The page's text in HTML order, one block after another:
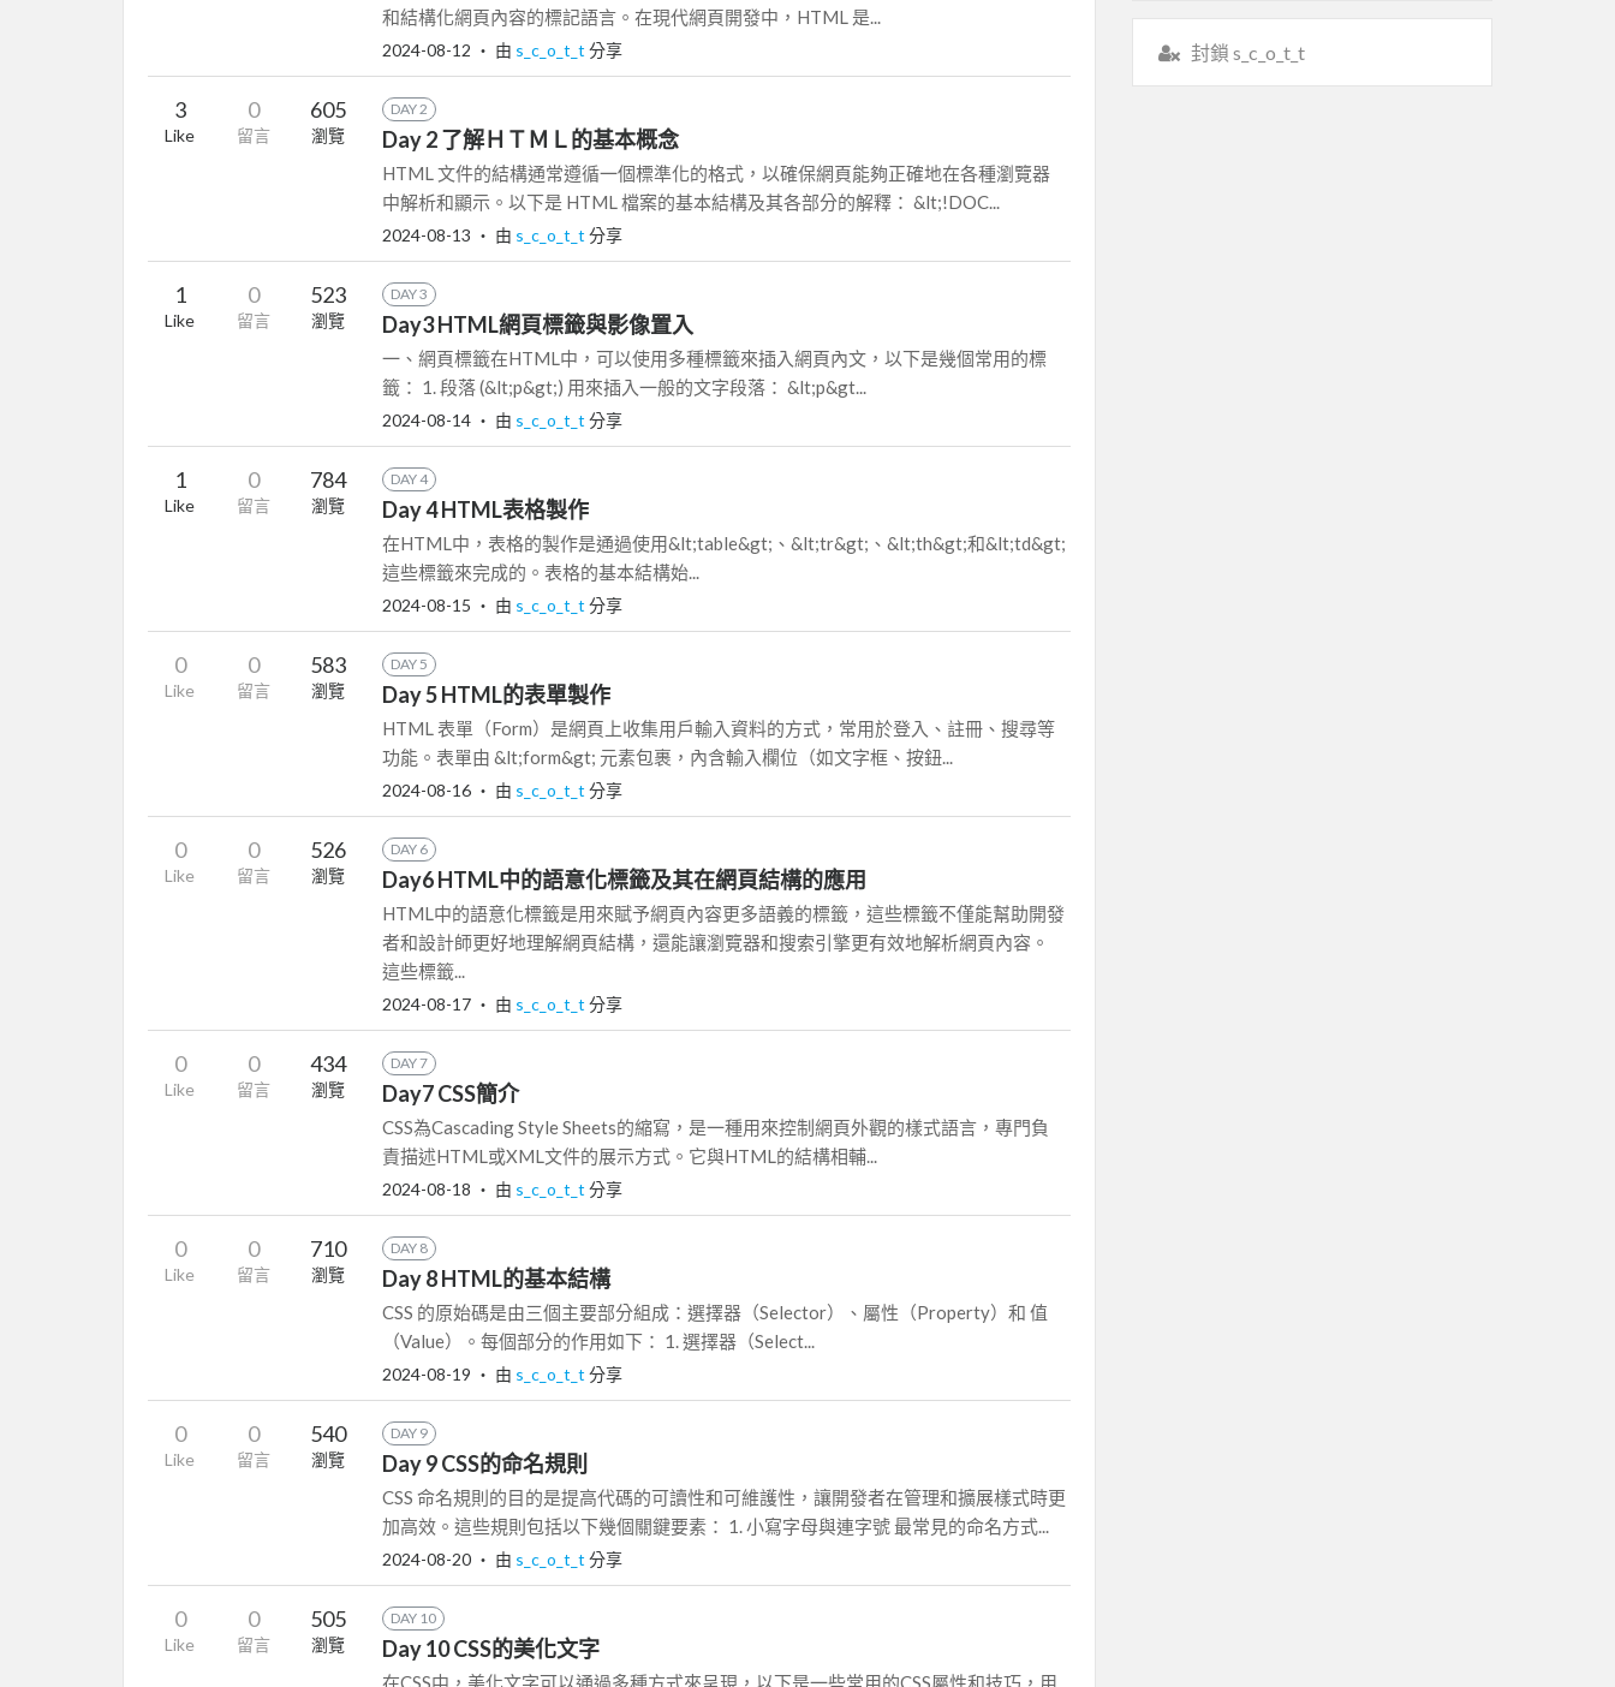
和結構化網頁內容的標記語言。在現代網頁開發中，HTML 是...
2024-08-12 ‧ 由 s_c_o_t_t 分享
3
Like
0
留言
605
瀏覽
DAY 2
Day 2 了解ＨＴＭＬ的基本概念
HTML 文件的結構通常遵循一個標準化的格式，以確保網頁能夠正確地在各種瀏覽器
中解析和顯示。以下是 HTML 檔案的基本結構及其各部分的解釋： &lt;!DOC...
2024-08-13 ‧ 由 s_c_o_t_t 分享
1
Like
0
留言
523
瀏覽
DAY 3
Day3 HTML網頁標籤與影像置入
一、網頁標籤在HTML中，可以使用多種標籤來插入網頁內文，以下是幾個常用的標
籤： 1. 段落 (&lt;p&gt;) 用來插入一般的文字段落： &lt;p&gt...
2024-08-14 ‧ 由 s_c_o_t_t 分享
1
Like
0
留言
784
瀏覽
DAY 4
Day 4 HTML表格製作
在HTML中，表格的製作是通過使用&lt;table&gt;、&lt;tr&gt;、&lt;th&gt;和&lt;td&gt;
這些標籤來完成的。表格的基本結構始...
2024-08-15 ‧ 由 s_c_o_t_t 分享
0
Like
0
留言
583
瀏覽
DAY 5
Day 5 HTML的表單製作
HTML 表單（Form）是網頁上收集用戶輸入資料的方式，常用於登入、註冊、搜尋等
功能。表單由 &lt;form&gt; 元素包裹，內含輸入欄位（如文字框、按鈕...
2024-08-16 ‧ 由 s_c_o_t_t 分享
0
Like
0
留言
526
瀏覽
DAY 6
Day6 HTML中的語意化標籤及其在網頁結構的應用
HTML中的語意化標籤是用來賦予網頁內容更多語義的標籤，這些標籤不僅能幫助開發
者和設計師更好地理解網頁結構，還能讓瀏覽器和搜索引擎更有效地解析網頁內容。
這些標籤...
2024-08-17 ‧ 由 s_c_o_t_t 分享
0
Like
0
留言
434
瀏覽
DAY 7
Day7 CSS簡介
CSS為Cascading Style Sheets的縮寫，是一種用來控制網頁外觀的樣式語言，專門負
責描述HTML或XML文件的展示方式。它與HTML的結構相輔...
2024-08-18 ‧ 由 s_c_o_t_t 分享
0
Like
0
留言
710
瀏覽
DAY 8
Day 8 HTML的基本結構
CSS 的原始碼是由三個主要部分組成：選擇器（Selector）、屬性（Property）和 值
（Value）。每個部分的作用如下： 1. 選擇器（Select...
2024-08-19 ‧ 由 s_c_o_t_t 分享
0
Like
0
留言
540
瀏覽
DAY 9
Day 9 CSS的命名規則
CSS 命名規則的目的是提高代碼的可讀性和可維護性，讓開發者在管理和擴展樣式時更
加高效。這些規則包括以下幾個關鍵要素： 1. 小寫字母與連字號 最常見的命名方式...
2024-08-20 ‧ 由 s_c_o_t_t 分享
0
Like
0
留言
505
瀏覽
DAY 10
Day 10 CSS的美化文字
在CSS中，美化文字可以通過多種方式來呈現，以下是一些常用的CSS屬性和技巧，用
封鎖 s_c_o_t_t